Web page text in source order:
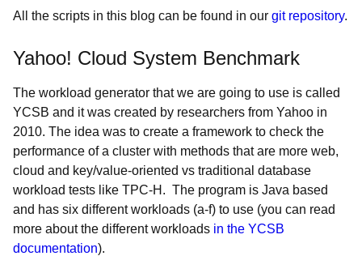
All the scripts in this blog can be found in our git repository.
Yahoo! Cloud System Benchmark
The workload generator that we are going to use is called
YCSB and it was created by researchers from Yahoo in
2010. The idea was to create a framework to check the
performance of a cluster with methods that are more web,
cloud and key/value-oriented vs traditional database
workload tests like TPC-H. The program is Java based
and has six different workloads (a-f) to use (you can read
more about the different workloads in the YCSB
documentation).